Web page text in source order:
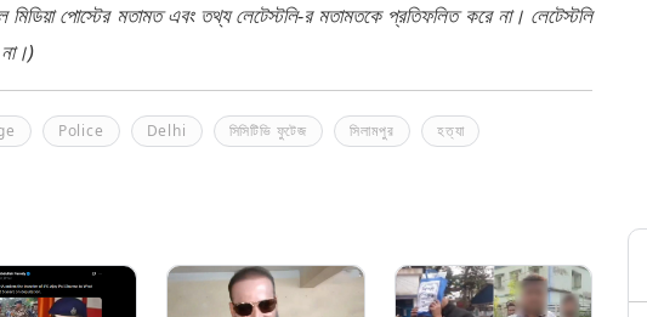
পোস্টের মতামত এবং তথ্য লেটেস্টলি-র মতামতকে প্রতিফলিত করে না। লেটেস্টলি
Police Delhi সিসিটিভি ফুটেজ সিলামপুর হত্যা